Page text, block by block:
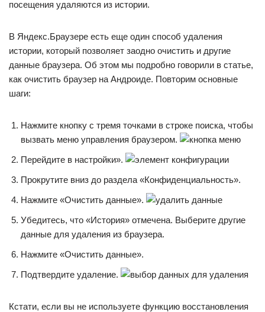
посещения удаляются из истории.
В Яндекс.Браузере есть еще один способ удаления
истории, который позволяет заодно очистить и другие
данные браузера. Об этом мы подробно говорили в статье,
как очистить браузер на Андроиде. Повторим основные
шаги:
Нажмите кнопку с тремя точками в строке поиска, чтобы
вызвать меню управления браузером.
Перейдите в настройки».
Прокрутите вниз до раздела «Конфиденциальность».
Нажмите «Очистить данные».
Убедитесь, что «История» отмечена. Выберите другие
данные для удаления из браузера.
Нажмите «Очистить данные».
Подтвердите удаление.
Кстати, если вы не используете функцию восстановления